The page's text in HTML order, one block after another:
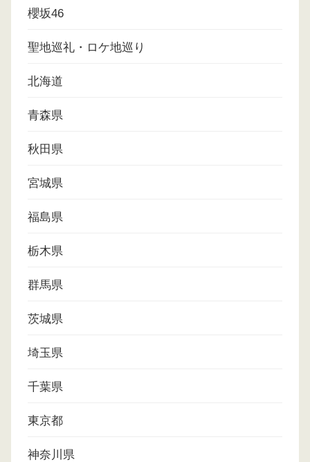
櫻坂46
聖地巡礼・ロケ地巡り
北海道
青森県
秋田県
宮城県
福島県
栃木県
群馬県
茨城県
埼玉県
千葉県
東京都
神奈川県